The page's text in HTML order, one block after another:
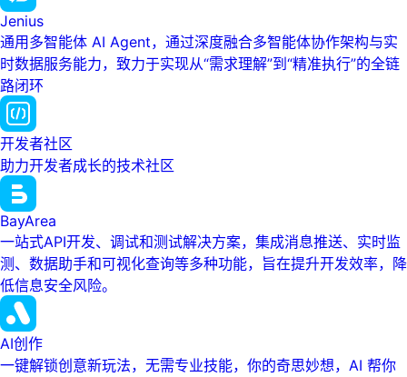
Jenius
通用多智能体 AI Agent，通过深度融合多智能体协作架构与实
时数据服务能力，致力于实现从“需求理解”到“精准执行”的全链
路闭环
开发者社区
助力开发者成长的技术社区
BayArea
一站式API开发、调试和测试解决方案，集成消息推送、实时监
测、数据助手和可视化查询等多种功能，旨在提升开发效率，降
低信息安全风险。
AI创作
一键解锁创意新玩法，无需专业技能，你的奇思妙想，AI 帮你